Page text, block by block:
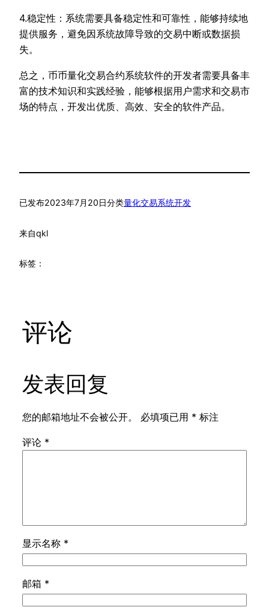
4.稳定性：系统需要具备稳定性和可靠性，能够持续地
提供服务，避免因系统故障导致的交易中断或数据损
失。
总之，币币量化交易合约系统软件的开发者需要具备丰
富的技术知识和实践经验，能够根据用户需求和交易市
场的特点，开发出优质、高效、安全的软件产品。
已发布2023年7月20日分类量化交易系统开发
来自qkl
标签：
评论
发表回复
您的邮箱地址不会被公开。 必填项已用 * 标注
评论 *
显示名称 *
邮箱 *